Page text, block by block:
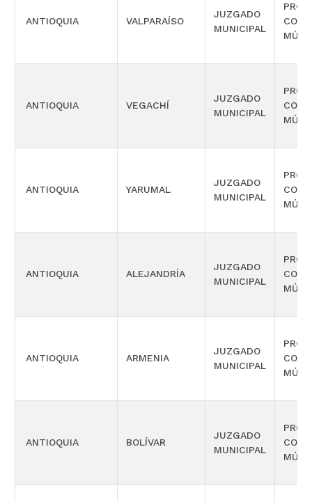
ANTIOQUIA VALPARAÍSO
JUZGADO
MUNICIPAL
ANTIOQUIA VEGACHÍ
JUZGADO
MUNICIPAL
ANTIOQUIA YARUMAL
JUZGADO
MUNICIPAL
ANTIOQUIA ALEJANDRÍA
JUZGADO
MUNICIPAL
ANTIOQUIA ARMENIA
JUZGADO
MUNICIPAL
ANTIOQUIA BOLÍVAR
JUZGADO
MUNICIPAL